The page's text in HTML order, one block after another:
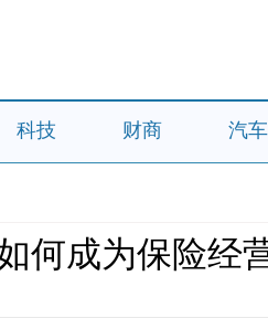
科技 财商 汽车
何成为保险经